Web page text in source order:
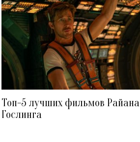
Топ-5 лучших фильмов Райана
Гослинга